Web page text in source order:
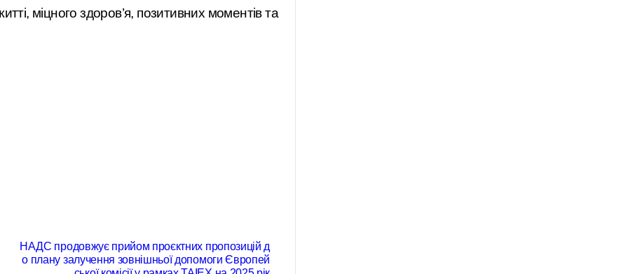
міцного здоров’я, позитивних моментів та
НАДС продовжує прийом проєктних пропозицій д
о плану залучення зовнішньої допомоги Європей